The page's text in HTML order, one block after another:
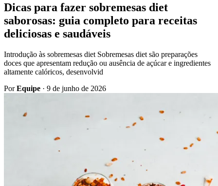
Dicas para fazer sobremesas diet
saborosas: guia completo para receitas
deliciosas e saudáveis
Introdução às sobremesas diet Sobremesas diet são preparações
doces que apresentam redução ou ausência de açúcar e ingredientes
altamente calóricos, desenvolvid
PorEquipe · 9 de junho de 2026